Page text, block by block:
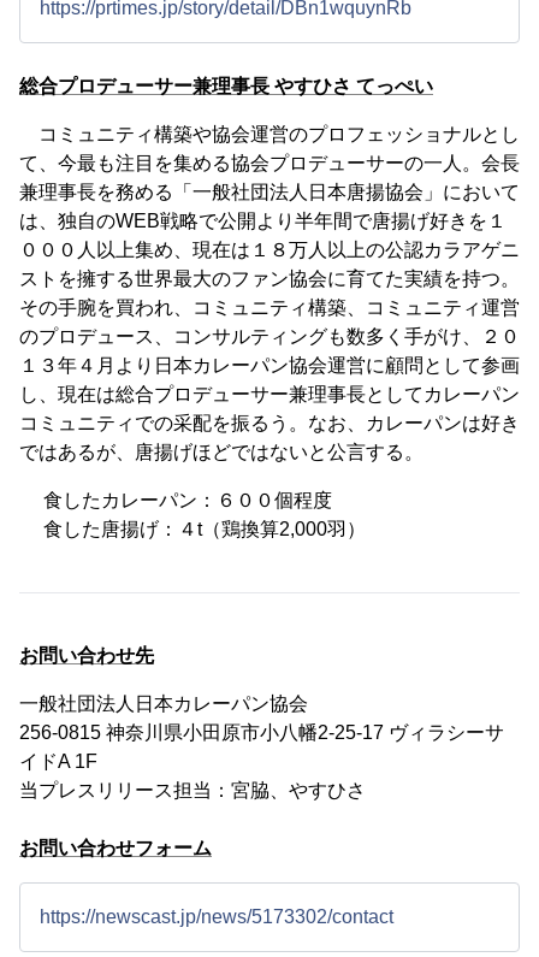
https://prtimes.jp/story/detail/DBn1wquynRb
総合プロデューサー兼理事長 やすひさ てっぺい
コミュニティ構築や協会運営のプロフェッショナルとし
て、今最も注目を集める協会プロデューサーの一人。会長
兼理事長を務める「一般社団法人日本唐揚協会」において
は、独自のWEB戦略で公開より半年間で唐揚げ好きを１
０００人以上集め、現在は１８万人以上の公認カラアゲニ
ストを擁する世界最大のファン協会に育てた実績を持つ。
その手腕を買われ、コミュニティ構築、コミュニティ運営
のプロデュース、コンサルティングも数多く手がけ、２０
１３年４月より日本カレーパン協会運営に顧問として参画
し、現在は総合プロデューサー兼理事長としてカレーパン
コミュニティでの采配を振るう。なお、カレーパンは好き
ではあるが、唐揚げほどではないと公言する。
食したカレーパン：６００個程度
食した唐揚げ：４t（鶏換算2,000羽）
お問い合わせ先
一般社団法人日本カレーパン協会
256-0815 神奈川県小田原市小八幡2-25-17 ヴィラシーサ
イドA 1F
当プレスリリース担当：宮脇、やすひさ
お問い合わせフォーム
https://newscast.jp/news/5173302/contact